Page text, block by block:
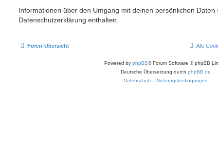
Informationen über den Umgang mit deinen persönlichen Daten
Datenschutzerklärung enthalten.
Foren-Übersicht Alle
Powered by phpBB® Forum Software © phpBB
Deutsche Übersetzung durch phpBB.de
Datenschutz | Nutzungsbedingungen